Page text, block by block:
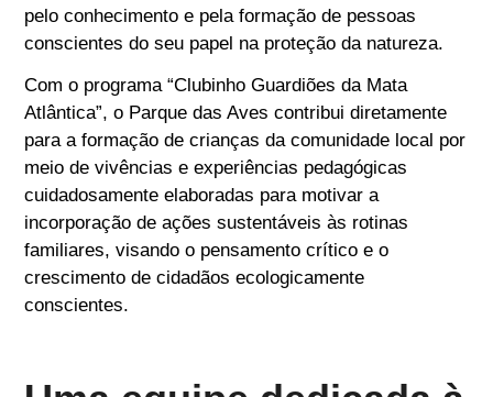
pelo conhecimento e pela formação de pessoas
conscientes do seu papel na proteção da natureza.
Com o programa “Clubinho Guardiões da Mata
Atlântica”, o Parque das Aves contribui diretamente
para a formação de crianças da comunidade local por
meio de vivências e experiências pedagógicas
cuidadosamente elaboradas para motivar a
incorporação de ações sustentáveis às rotinas
familiares, visando o pensamento crítico e o
crescimento de cidadãos ecologicamente
conscientes.